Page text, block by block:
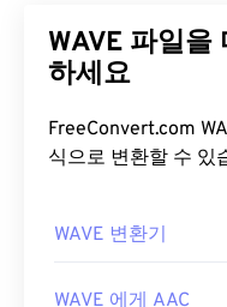
WAVE 파일을
하세요
FreeConvert.com WAVE 파일을 다음과 같은 다른 형
식으로 변환할 수 있
WAVE 변환기
WAVE 에게 AAC